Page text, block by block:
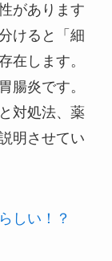
があります
けると「細
在します。
腸炎です。
対処法、薬
明させてい
しい！？